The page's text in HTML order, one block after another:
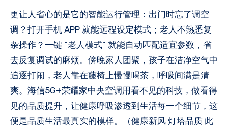
更让人省心的是它的智能运行管理：出门时忘了调空
调？打开手机 APP 就能远程设定模式；老人不熟悉复
杂操作？一键 “老人模式” 就能自动匹配适宜参数，省
去反复调试的麻烦。傍晚家人团聚，孩子在洁净空气中
追逐打闹，老人靠在藤椅上慢慢喝茶，呼吸间满是清
爽。海信5G+荣耀家中央空调用看不见的科技，做看得
见的品质提升，让健康呼吸渗透到生活每一个细节，这
便是品质生活最真实的模样。（健康新风 灯塔品质 此